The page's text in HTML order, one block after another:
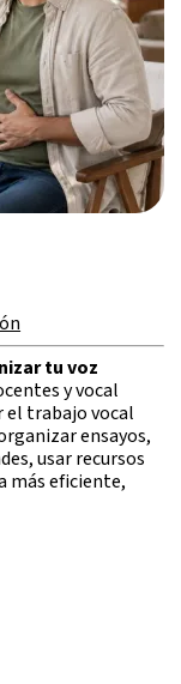
tu voz
y vocal
el trabajo vocal
ensayos,
usar recursos
más eficiente,